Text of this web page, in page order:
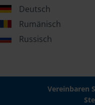
Deutsch
Rumänisch
Russisch
Vereinbaren